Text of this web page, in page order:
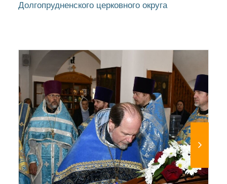
Долгопрудненского церковного округа